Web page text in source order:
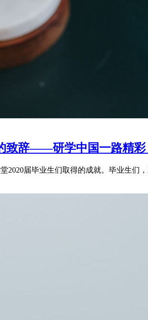
致辞——研学中国一路精彩
届毕业生们取得的成就。毕业生们